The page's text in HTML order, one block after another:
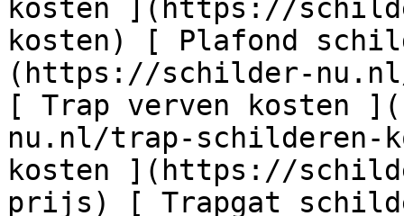
kosten ](https://
kosten) [ Plafond
(https://schilder-
[ Trap verven kosten
nu.nl/trap-schilderen-
kosten ](https://
prijs) [ Trapgat